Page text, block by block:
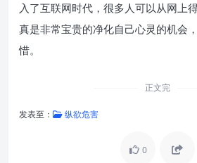
入了互联网时代，很多人可以从网上
真是非常宝贵的净化自己心灵的机会
惜。
正文完
发表至： 纵欲危害
0